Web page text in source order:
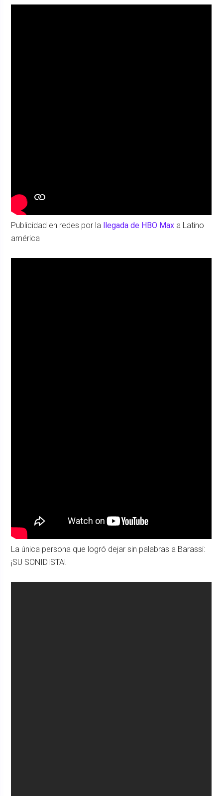
Publicidad en redes por la llegada de HBO Max a Latino
américa
La única persona que logró dejar sin palabras a Barassi:
¡SU SONIDISTA!